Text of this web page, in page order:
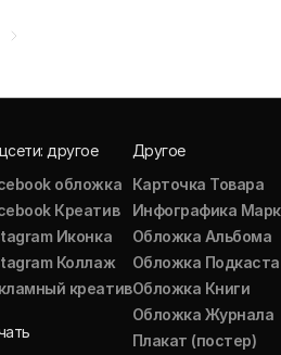
другое
обложка
Креатив
Иконка
Коллаж
креатив
Другое
Карточка Товара
Инфографика
Обложка Альбома
Обложка Подкаста
Обложка Книги
Обложка Журнала
Плакат (постер)